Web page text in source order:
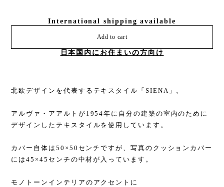
International shipping available
Add to cart
日本国内にお住まいの方向け
北欧デザインを代表するテキスタイル「SIENA」。
アルヴァ・アアルトが1954年に自分の建築の室内のために
デザインしたテキスタイルを使用しています。
カバー自体は50×50センチですが、写真のクッションカバー
には45×45センチの中材が入っています。
モノトーンインテリアのアクセントに